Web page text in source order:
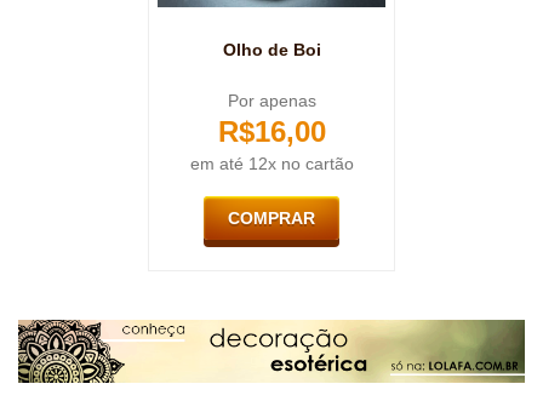
Olho de Boi
Por apenas
R$16,00
em até 12x no cartão
COMPRAR